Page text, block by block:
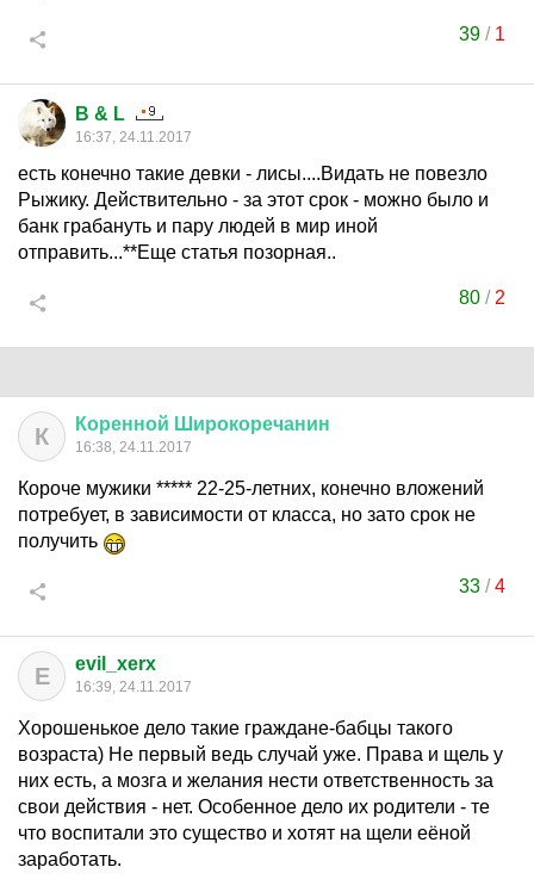
39 / 1
B & L
16:37, 24.11.2017
есть конечно такие девки - лисы....Видать не повезло
Рыжику. Действительно - за этот срок - можно было и
банк грабануть и пару людей в мир иной
отправить...**Еще статья позорная..
80 / 2
К Коренной Широкоречанин
16:38, 24.11.2017
Короче мужики ***** 22-25-летних, конечно вложений
потребует, в зависимости от класса, но зато срок не
получить
33 /4
E evil_xerx
16:39, 24.11.2017
Хорошенькое дело такие граждане-бабцы такого
возраста) Не первый ведь случай уже. Права и щель у
них есть, а мозга и желания нести ответственность за
свои действия - нет. Особенное дело их родители - те
что воспитали это существо и хотят на щели еёной
заработать.